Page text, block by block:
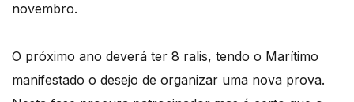
novembro.
O próximo ano deverá ter 8 ralis, tendo o Marítimo
manifestado o desejo de organizar uma nova prova.